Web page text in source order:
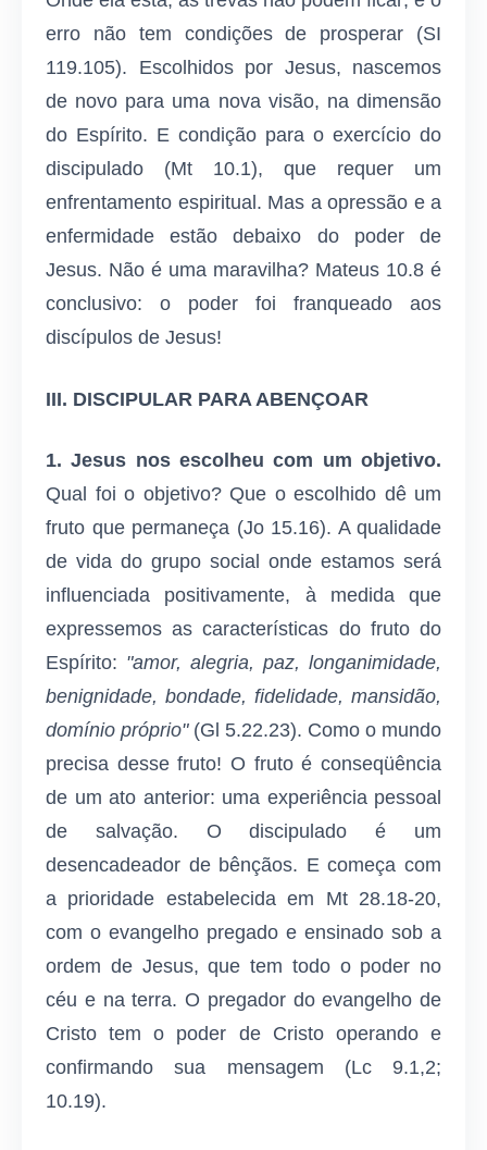
erro não tem condições de prosperar (SI
119.105). Escolhidos por Jesus, nascemos
de novo para uma nova visão, na dimensão
do Espírito. E condição para o exercício do
discipulado (Mt 10.1), que requer um
enfrentamento espiritual. Mas a opressão e a
enfermidade estão debaixo do poder de
Jesus. Não é uma maravilha? Mateus 10.8 é
conclusivo: o poder foi franqueado aos
discípulos de Jesus!
III. DISCIPULAR PARA ABENÇOAR
1. Jesus nos escolheu com um objetivo.
Qual foi o objetivo? Que o escolhido dê um
fruto que permaneça (Jo 15.16). A qualidade
de vida do grupo social onde estamos será
influenciada positivamente, à medida que
expressemos as características do fruto do
Espírito: "amor, alegria, paz, longanimidade,
benignidade, bondade, fidelidade, mansidão,
domínio próprio" (Gl 5.22.23). Como o mundo
precisa desse fruto! O fruto é conseqüência
de um ato anterior: uma experiência pessoal
de salvação. O discipulado é um
desencadeador de bênçãos. E começa com
a prioridade estabelecida em Mt 28.18-20,
com o evangelho pregado e ensinado sob a
ordem de Jesus, que tem todo o poder no
céu e na terra. O pregador do evangelho de
Cristo tem o poder de Cristo operando e
confirmando sua mensagem (Lc 9.1,2;
10.19).